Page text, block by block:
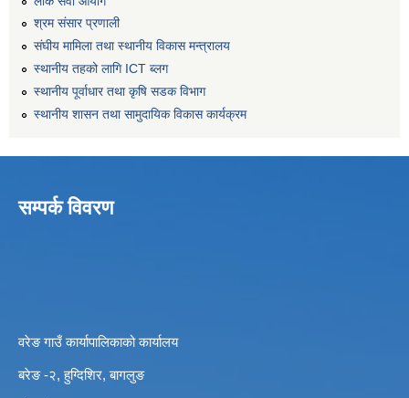
श्रम संसार प्रणाली
संघीय मामिला तथा स्थानीय विकास मन्त्रालय
स्थानीय तहको लागि ICT ब्लग
स्थानीय पूर्वाधार तथा कृषि सडक विभाग
स्थानीय शासन तथा सामुदायिक विकास कार्यक्रम
सम्पर्क विवरण
वरेङ गाउँ कार्यापालिकाको कार्यालय
बरेङ -२, हुग्दिशिर, बागलुङ